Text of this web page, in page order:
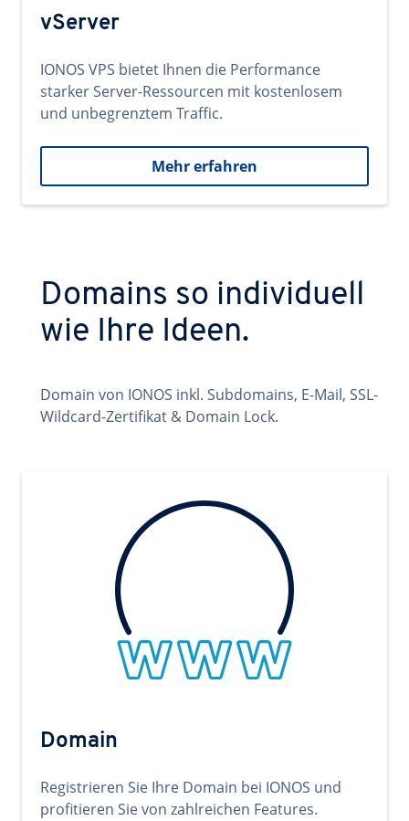
vServer
IONOS VPS bietet Ihnen die Performance
starker Server-Ressourcen mit kostenlosem
und unbegrenztem Traffic.
Mehr erfahren
Domains so individuell
wie Ihre Ideen.
Domain von IONOS inkl. Subdomains, E-Mail, SSL-
Wildcard-Zertifikat & Domain Lock.
Domain
Registrieren Sie Ihre Domain bei IONOS und
profitieren Sie von zahlreichen Features.